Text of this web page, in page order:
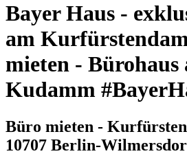
Bayer Haus -
am
mieten - Bürohaus
Kudamm
Büro mieten -
10707 Berlin-